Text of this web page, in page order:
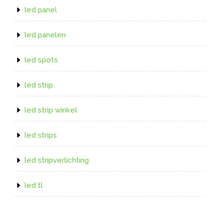
led panel
led panelen
led spots
led strip
led strip winkel
led strips
led stripverlichting
led tl